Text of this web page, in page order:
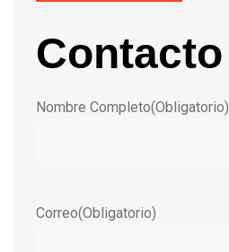
Contacto
Nombre Completo(Obligatorio)
Correo(Obligatorio)